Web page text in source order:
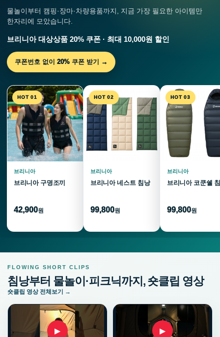
물놀이부터 캠핑·장마·차량용품까지, 지금 가장 필요한 아이템만
한자리에 모았습니다.
브리니아 대상상품 20% 쿠폰 · 최대 10,000원 할인
쿠폰번호 없이 20% 쿠폰 받기 →
HOT 01
브리니아
브리니아 구명조끼
42,900원
HOT 02
브리니아
브리니아 네스트 침낭
99,800원
HOT 03
브리니아
브리니아 코쿤쉘
99,800원
FLOWING SHORT CLIPS
침낭부터 물놀이·피크닉까지, 숏클립 영상
숏클립 영상 전체보기 →
▶ ▶